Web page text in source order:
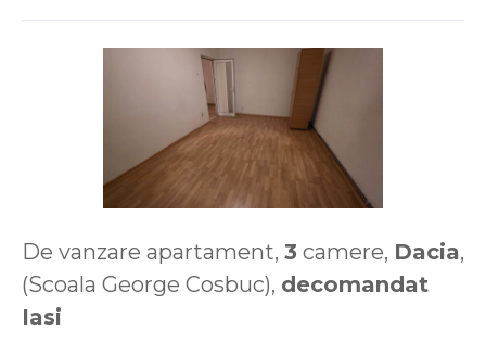
De vanzare apartament, 3 camere, Dacia,
(Scoala George Cosbuc), decomandat
Iasi